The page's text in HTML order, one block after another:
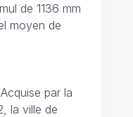
de 1136 mm
moyen de
par la
la ville de